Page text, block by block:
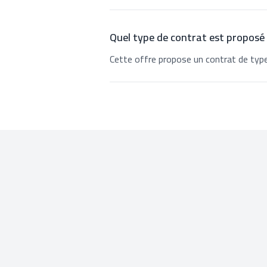
Quel type de contrat est proposé
Cette offre propose un contrat de